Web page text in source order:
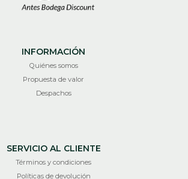
INFORMACIÓN
Quiénes somos
Propuesta de valor
Despachos
SERVICIO AL CLIENTE
Términos y condiciones
Políticas de devolución